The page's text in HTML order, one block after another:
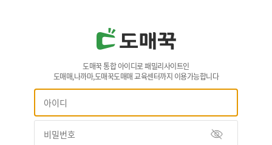
도매꾹 통합 아이디로 패밀리사이트인
도매매,나까마,도매꾹도매매 교육센터까지 이용가능합니다